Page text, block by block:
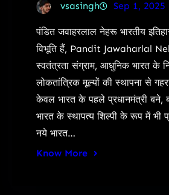
vsasingh Sep 1, 2025
पंडित जवाहरलाल नेहरू भारतीय
विभूति हैं, Pandit Jawaharlal
स्वतंत्रता संग्राम, आधुनिक भारत के
लोकतांत्रिक मूल्यों की स्थापना से
केवल भारत के पहले प्रधानमंत्री बने,
भारत के स्थापत्य शिल्पी के रूप में भी
नये भारत…
Know More